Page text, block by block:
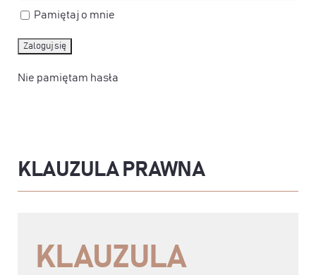
Pamiętaj o mnie
Nie pamiętam hasła
KLAUZULA PRAWNA
KLAUZULA